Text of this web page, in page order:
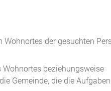
der gesuchten
beziehungsweise
Gemeinde, die die